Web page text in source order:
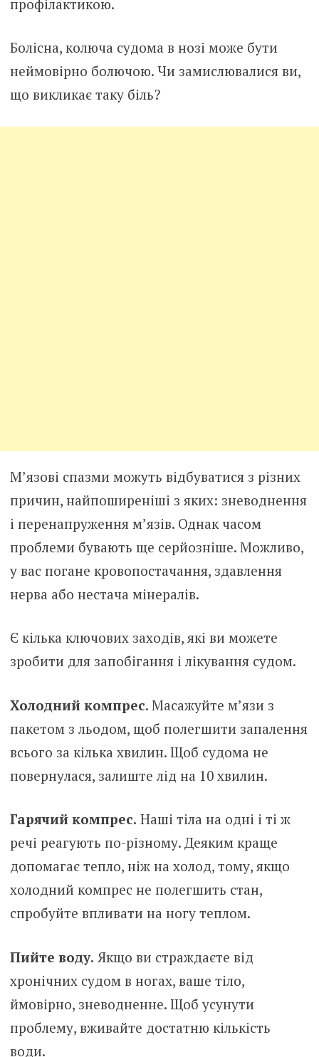
профілактикою.
Болісна, колюча судома в нозі може бути
неймовірно болючою. Чи замислювалися ви,
що викликає таку біль?
М’язові спазми можуть відбуватися з різних
причин, найпоширеніші з яких: зневоднення
і перенапруження м’язів. Однак часом
проблеми бувають ще серйозніше. Можливо,
у вас погане кровопостачання, здавлення
нерва або нестача мінералів.
Є кілька ключових заходів, які ви можете
зробити для запобігання і лікування судом.
Холодний компрес. Масажуйте м’язи з
пакетом з льодом, щоб полегшити запалення
всього за кілька хвилин. Щоб судома не
повернулася, залиште лід на 10 хвилин.
Гарячий компрес. Наші тіла на одні і ті ж
речі реагують по-різному. Деяким краще
допомагає тепло, ніж на холод, тому, якщо
холодний компрес не полегшить стан,
спробуйте впливати на ногу теплом.
Пийте воду. Якщо ви страждаєте від
хронічних судом в ногах, ваше тіло,
ймовірно, зневодненне. Щоб усунути
проблему, вживайте достатню кількість
води.